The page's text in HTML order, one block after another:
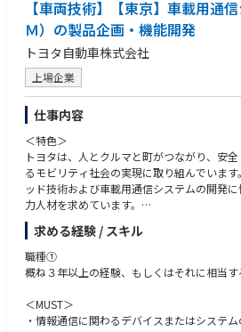
・コストや性能など高く評価されており、
る状況。それぞれの取捨選択や土台に乗せて
【車両技術】【東京】車載用通
Ｍ）の製品企画・機能開発
トヨタ自動車株式会社
上場企業
仕事内容
＜特色＞
トヨタは、人とクルマと町がつながり、安
るモビリティ社会の実現に取り組んでいま
ッド技術および車載用通信システムの開発
力人材を求めています。
＜概要＞
「つながる」技術でクルマの新しい魅力、新
会の発展に貢献するため、車載用通信機器を
する通信端末機器(DCM：Data
制御・通信仕様の開発を実施しています。
求める経験 / スキル
職種①
概ね３年以上の経験、もしくはそれに相当
＜MUST＞
・情報通信に関わるデバイスまたはシステ